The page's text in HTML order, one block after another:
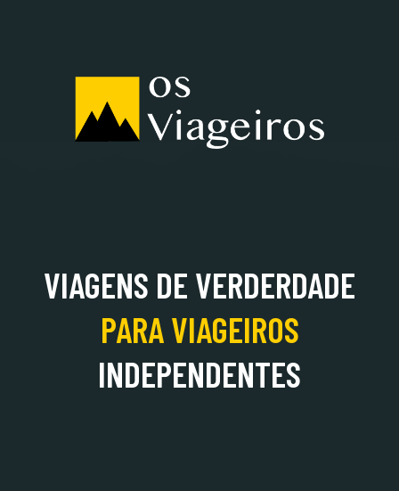
VIAGENS DE VERDERDADE
PARAVIAGEIROS
INDEPENDENTES